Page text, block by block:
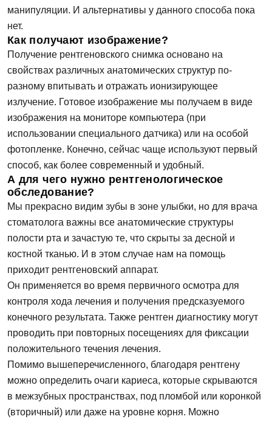
манипуляции. И альтернативы у данного способа пока
нет.
Как получают изображение?
Получение рентгеновского снимка основано на
свойствах различных анатомических структур по-
разному впитывать и отражать ионизирующее
излучение. Готовое изображение мы получаем в виде
изображения на мониторе компьютера (при
использовании специального датчика) или на особой
фотопленке. Конечно, сейчас чаще используют первый
способ, как более современный и удобный.
А для чего нужно рентгенологическое
обследование?
Мы прекрасно видим зубы в зоне улыбки, но для врача
стоматолога важны все анатомические структуры
полости рта и зачастую те, что скрыты за десной и
костной тканью. И в этом случае нам на помощь
приходит рентгеновский аппарат.
Он применяется во время первичного осмотра для
контроля хода лечения и получения предсказуемого
конечного результата. Также рентген диагностику могут
проводить при повторных посещениях для фиксации
положительного течения лечения.
Помимо вышеперечисленного, благодаря рентгену
можно определить очаги кариеса, которые скрываются
в межзубных пространствах, под пломбой или коронкой
(вторичный) или даже на уровне корня. Можно